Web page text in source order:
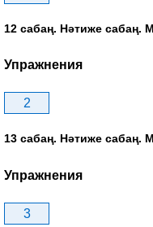
12 сабаң. Нәтиже сабаң.
Упражнения
2
13 сабаң. Нәтиже сабаң.
Упражнения
3